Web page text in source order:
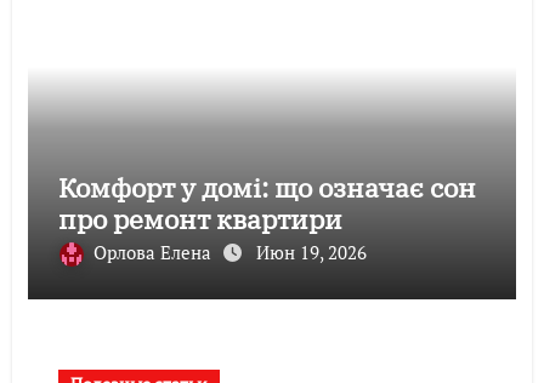
Комфорт у домі: що означає сон
про ремонт квартири
Орлова Елена Июн 19, 2026